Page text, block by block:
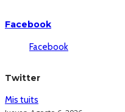
Facebook
Facebook
Twitter
Mis tuits